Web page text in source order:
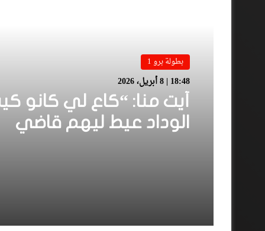
بطولة برو 1
18:48 | 8 أبريل، 2026
أيت منا: “كاع لي كانو
الوداد عيط ليهم قاضي